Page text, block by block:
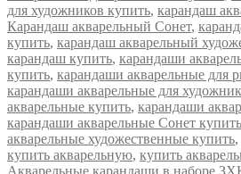
для художников купить, карандаш
Карандаш акварельный Сонет,
купить, карандаш акварельный
карандаш купить, карандаши
купить, карандаши акварельные для
карандаши акварельные для
акварельные купить, карандаши
карандаши акварельные Сонет купить
акварельные художественные купить,
купить акварельную, купить
Акварельные карандаши в наборе